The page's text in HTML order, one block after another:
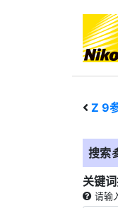
Z 9
搜索
关键
请输